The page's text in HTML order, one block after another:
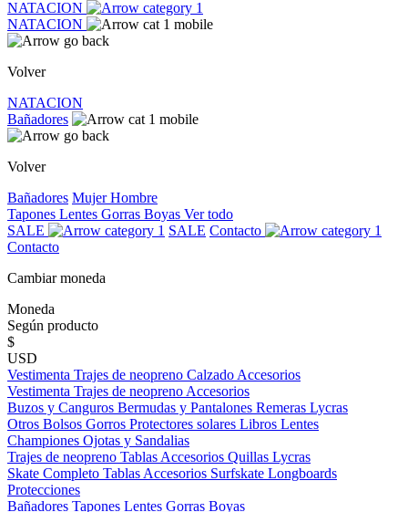
NATACION
NATACION
Volver
NATACION
Bañadores
Volver
Bañadores MujerHombre
Tapones Lentes Gorras Boyas Ver todo
SALE
SALE Contacto
Contacto
Cambiar moneda
Moneda
Según producto
$
USD
Vestimenta Trajes de neopreno Calzado Accesorios
Vestimenta Trajes de neopreno Accesorios
Buzos y Canguros Bermudas y Pantalones Remeras Lycras
Otros Bolsos Gorros Protectores solares Libros Lentes
Championes Ojotas y Sandalias
Trajes de neopreno Tablas Accesorios Quillas Lycras
Skate Completo Tablas Accesorios Surfskate Longboards
Protecciones
Bañadores Tapones Lentes Gorras Boyas